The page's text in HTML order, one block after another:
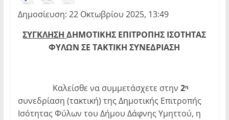
Δημοσίευση: 22 Οκτωβρίου 2025, 13:49
ΣΥΓΚΛΗΣΗΔΗΜΟΤΙΚΗΣ ΕΠΙΤΡΟΠΗΣ ΙΣΟΤΗΤΑΣ
ΦΥΛΩΝΣΕ ΤΑΚΤΙΚΗ ΣΥΝΕΔΡΙΑΣΗ
Καλείσθε να συμμετάσχετε στην 2η
συνεδρίαση (τακτική) της Δημοτικής Επιτροπής
Ισότητας Φύλων του Δήμου Δάφνης Υμηττού, η